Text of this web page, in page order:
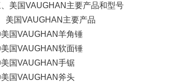
美国VAUGHAN主要产品和型号
美国VAUGHAN主要产品
国VAUGHAN羊角锤
国VAUGHAN软面锤
国VAUGHAN手锯
国VAUGHAN斧头